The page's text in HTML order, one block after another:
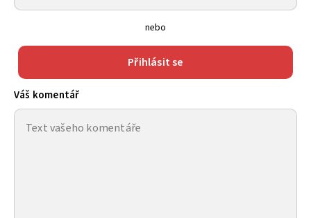
nebo
Přihlásit se
Váš komentář